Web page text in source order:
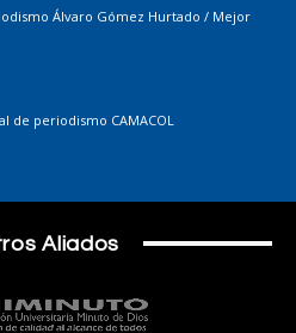
Álvaro Gómez Hurtado / Mejor
de periodismo CAMACOL
Aliados